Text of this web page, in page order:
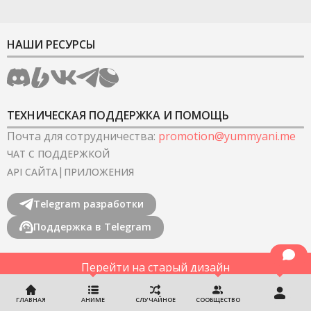
ГЛАВНАЯ АНИМЕ СЛУЧАЙНОЕ СООБЩЕСТВО
НАШИ РЕСУРСЫ
ТЕХНИЧЕСКАЯ ПОДДЕРЖКА И ПОМОЩЬ
Почта для сотрудничества: promotion@yummyani.me
ЧАТ С ПОДДЕРЖКОЙ
API САЙТА| ПРИЛОЖЕНИЯ
Telegram разработки
Поддержка в Telegram
Перейти на старый дизайн
©2022-2026YummyAnime.Все права защищены